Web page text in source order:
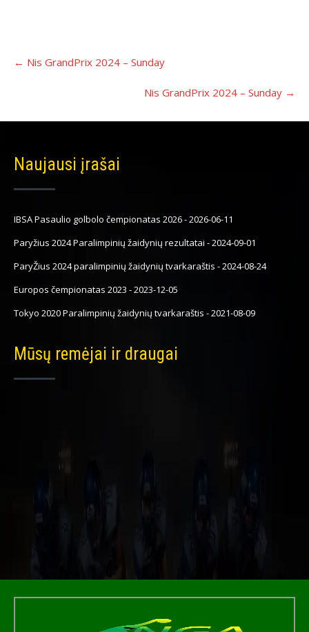
navigacija
← Nis GrandPrix 2024 – Sunday
Nis GrandPrix 2024 – Sunday →
Naujausi įrašai
IBSA Pasaulio golbolo čempionatas 2026-2026-06-11
Paryžius 2024 Paralimpinių žaidynių rezultatai -2024-09-01
ParyŽius 2024 paralimpinių žaidynių tvarkaraštis -2024-08-24
Europos čempionatas 2023 -2023-12-05
Tokyo 2020 Paralimpinių žaidynių tvarkaraštis -2021-08-09
Mūsų remėjai ir draugai